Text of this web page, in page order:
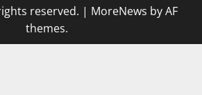
reserved. | MoreNews by AF
themes.